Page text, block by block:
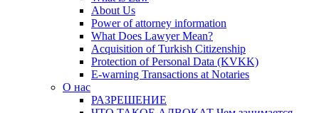
About Us
Power of attorney information
What Does Lawyer Mean?
Acquisition of Turkish Citizenship
Protection of Personal Data (KVKK)
E-warning Transactions at Notaries
О нас
РАЗРЕШЕНИЕ